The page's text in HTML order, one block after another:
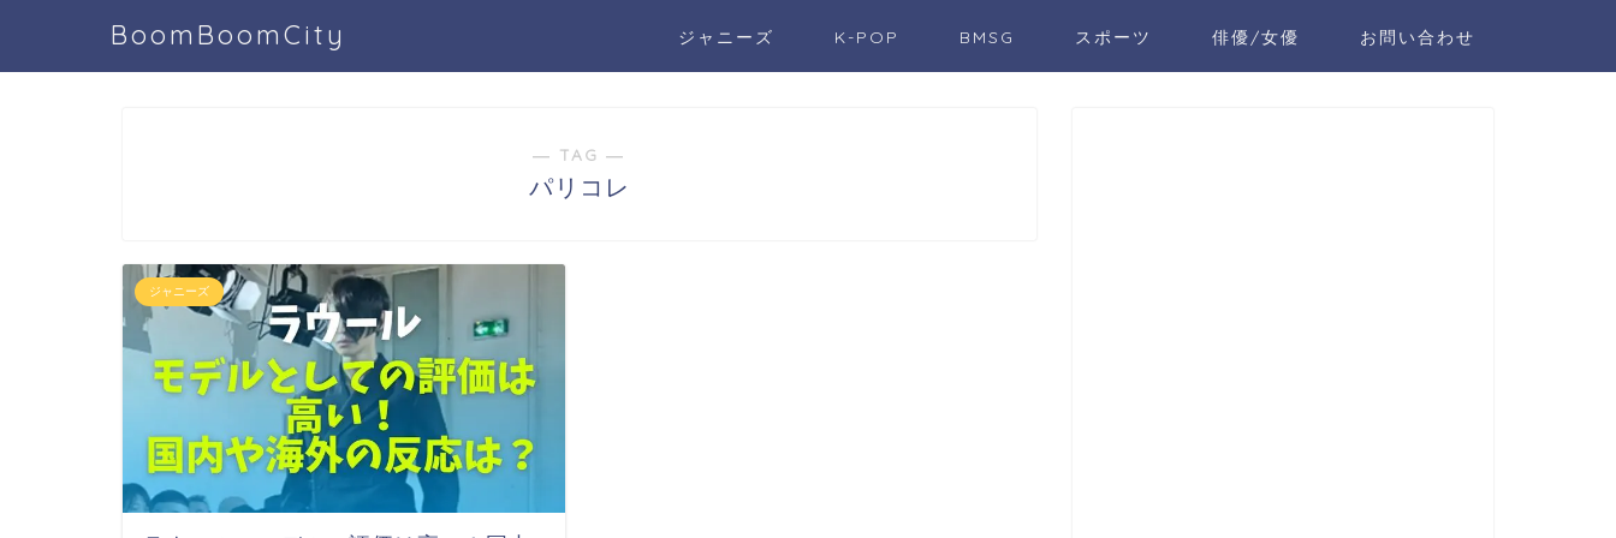
BoomBoomCity ジャニーズ K-POP BMSG スポーツ 俳優/女優 お問い合わせ
― TAG ―
パリコレ
ジャニーズ